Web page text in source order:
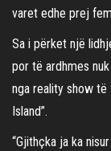
varet edhe prej
Sa i përket një
por të ardhmes
nga reality show të
Island”.
“Gjithçka ja ka